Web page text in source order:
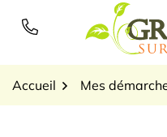
Accueil Mes